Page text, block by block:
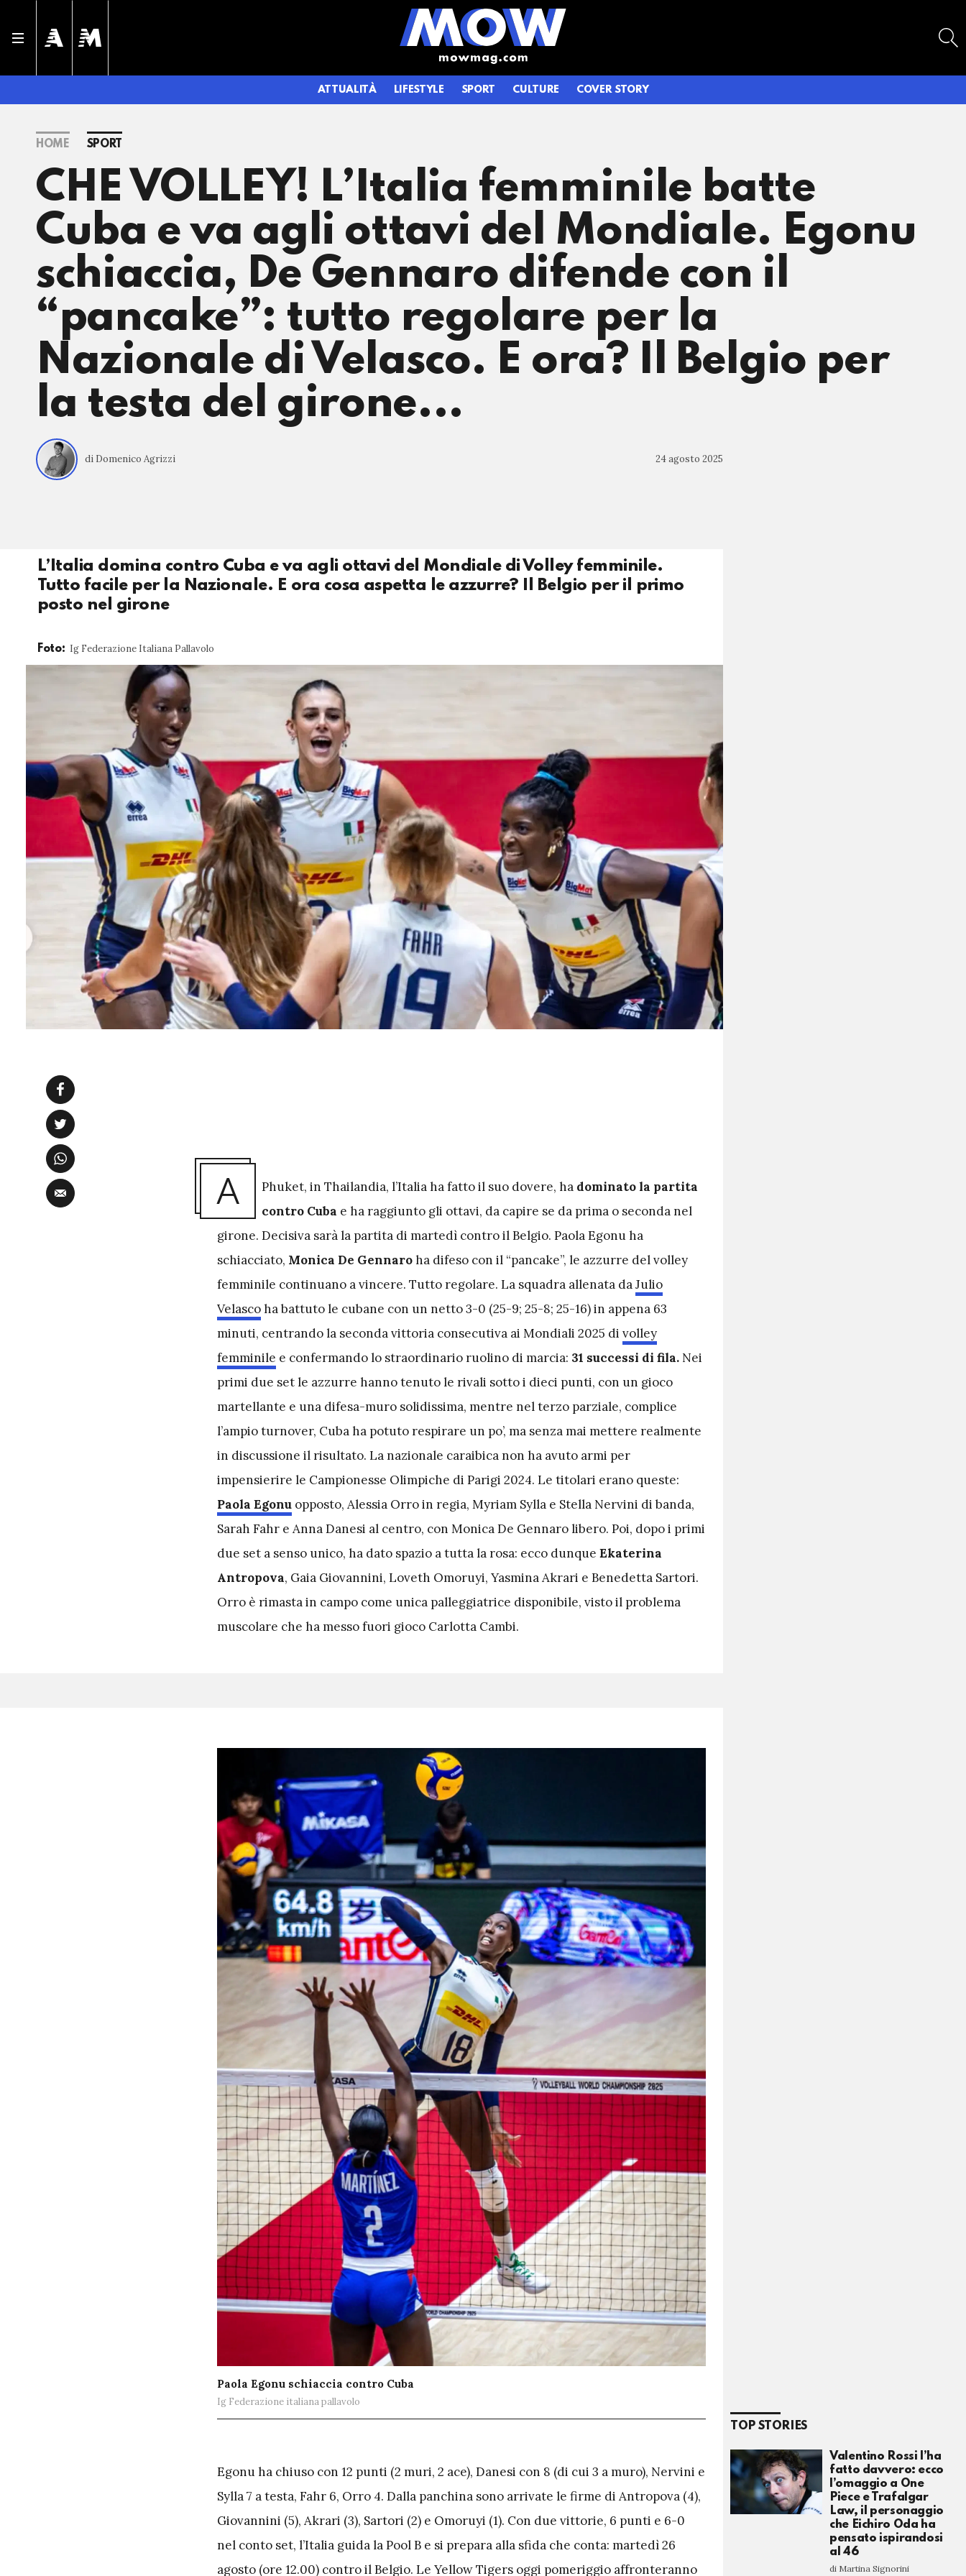
ATTUALITÀ LIFESTYLE SPORT CULTURE COVER STORY
HOME SPORT
CHE VOLLEY! L’Italia femminile batte
Cuba e va agli ottavi del Mondiale. Egonu
schiaccia, De Gennaro difende con il
“pancake”: tutto regolare per la
Nazionale di Velasco. E ora? Il Belgio per
la testa del girone...
di Domenico Agrizzi 24 agosto 2025
L’Italia domina contro Cuba e va agli ottavi del Mondiale di Volley femminile.
Tutto facile per la Nazionale. E ora cosa aspetta le azzurre? Il Belgio per il primo
posto nel girone
Foto: Ig Federazione Italiana Pallavolo
A Phuket, in Thailandia, l’Italia ha fatto il suo dovere, ha dominato la partita
contro Cuba e ha raggiunto gli ottavi, da capire se da prima o seconda nel
girone. Decisiva sarà la partita di martedì contro il Belgio. Paola Egonu ha
schiacciato, Monica De Gennaroha difeso con il “pancake”, le azzurre del volley
femminile continuano a vincere. Tutto regolare. La squadra allenata daJulio
Velascoha battuto le cubane con un netto 3-0 (25-9; 25-8; 25-16) in appena 63
minuti, centrando la seconda vittoria consecutiva ai Mondiali 2025 di volley
femminile e confermando lo straordinario ruolino di marcia: 31 successi di fila. Nei
primi due set le azzurre hanno tenuto le rivali sotto i dieci punti, con un gioco
martellante e una difesa-muro solidissima, mentre nel terzo parziale, complice
l’ampio turnover, Cuba ha potuto respirare un po’, ma senza mai mettere realmente
in discussione il risultato. La nazionale caraibica non ha avuto armi per
impensierire le Campionesse Olimpiche di Parigi 2024. Le titolari erano queste:
Paola Egonu opposto, Alessia Orro in regia, Myriam Sylla e Stella Nervini di banda,
Sarah Fahr e Anna Danesi al centro, con Monica De Gennaro libero. Poi, dopo i primi
due set a senso unico, ha dato spazio a tutta la rosa: ecco dunque Ekaterina
Antropova, Gaia Giovannini, Loveth Omoruyi, Yasmina Akrari e Benedetta Sartori.
Orro è rimasta in campo come unica palleggiatrice disponibile, visto il problema
muscolare che ha messo fuori gioco Carlotta Cambi.
Paola Egonu schiaccia contro Cuba
Ig Federazione italiana pallavolo
Egonu ha chiuso con 12 punti (2 muri, 2 ace), Danesi con 8 (di cui 3 a muro), Nervini e
Sylla 7 a testa, Fahr 6, Orro 4. Dalla panchina sono arrivate le firme di Antropova (4),
Giovannini (5), Akrari (3), Sartori (2) e Omoruyi (1). Con due vittorie, 6 punti e 6-0
nel conto set, l’Italia guida la Pool B e si prepara alla sfida che conta: martedì 26
agosto (ore 12.00) contro il Belgio. Le Yellow Tigers oggi pomeriggio affronteranno
TOP STORIES
Valentino Rossi l’ha
fatto davvero: ecco
l’omaggio a One
Piece e Trafalgar
Law, il personaggio
che Eichiro Oda ha
pensato ispirandosi
al 46
di Martina Signorini